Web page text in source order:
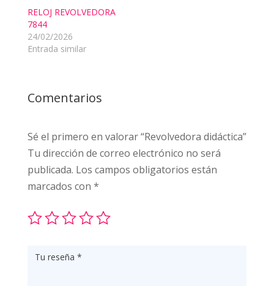
RELOJ REVOLVEDORA
7844
24/02/2026
Entrada similar
Comentarios
Sé el primero en valorar “Revolvedora didáctica”
Tu dirección de correo electrónico no será
publicada. Los campos obligatorios están
marcados con *